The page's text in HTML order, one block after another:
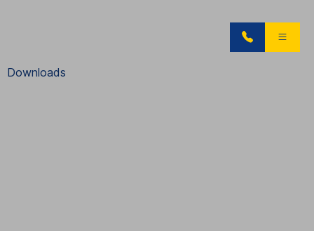
Downloads